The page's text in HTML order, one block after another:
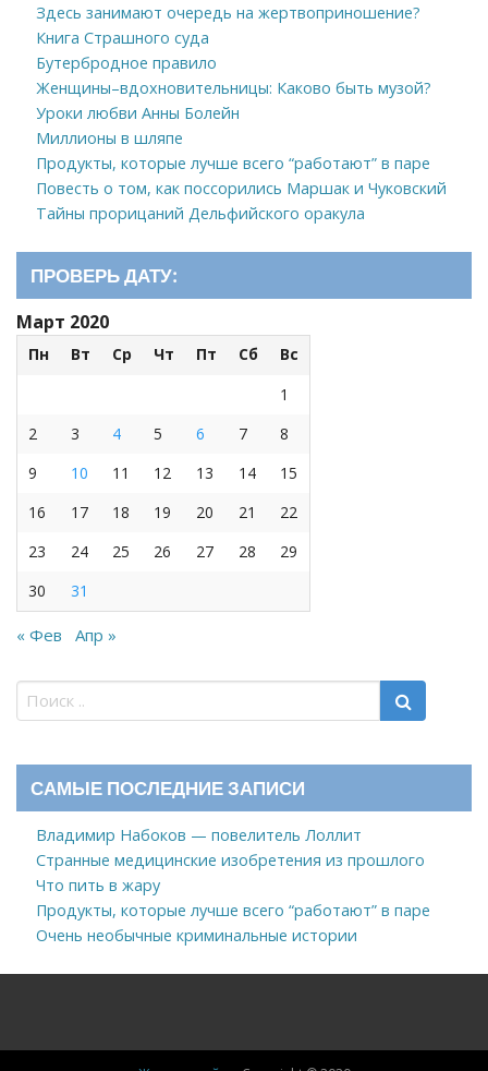
Здесь занимают очередь на жертвоприношение?
Книга Страшного суда
Бутербродное правило
Женщины–вдохновительницы: Каково быть музой?
Уроки любви Анны Болейн
Миллионы в шляпе
Продукты, которые лучше всего “работают” в паре
Повесть о том, как поссорились Маршак и Чуковский
Тайны прорицаний Дельфийского оракула
ПРОВЕРЬ ДАТУ:
Март 2020
Пн Вт Ср Чт Пт Сб
Вс
1
2
3 4 5 6 7
8
9
10 11 12 13 14
15
16
17 18 19 20 21
22
23
24 25 26 27 28
29
30
31
« Фев Апр »
САМЫЕ ПОСЛЕДНИЕ ЗАПИСИ
Владимир Набоков — повелитель Лоллит
Странные медицинские изобретения из прошлого
Что пить в жару
Продукты, которые лучше всего “работают” в паре
Очень необычные криминальные истории